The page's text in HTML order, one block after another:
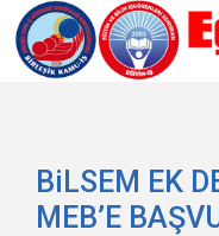
BiLSEM EK
MEB’E